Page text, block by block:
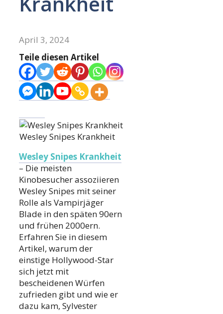
April 3, 2024
Teile diesen Artikel
Wesley Snipes Krankheit
Wesley Snipes Krankheit
– Die meisten
Kinobesucher assoziieren
Wesley Snipes mit seiner
Rolle als Vampirjäger
Blade in den späten 90ern
und frühen 2000ern.
Erfahren Sie in diesem
Artikel, warum der
einstige Hollywood-Star
sich jetzt mit
bescheidenen Würfen
zufrieden gibt und wie er
dazu kam, Sylvester